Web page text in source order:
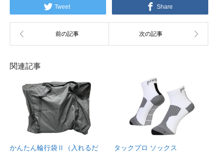
Tweet Share
関連記事
かんたん輪行袋Ⅱ（入れるだ
タックプロ ソックス